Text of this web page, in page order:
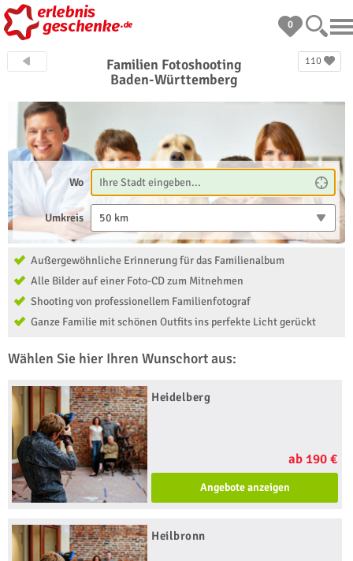
0
110
Familien Fotoshooting
Baden-Württemberg
Wo
Umkreis 50 km
Außergewöhnliche Erinnerung für das Familienalbum
Alle Bilder auf einer Foto-CD zum Mitnehmen
Shooting von professionellem Familienfotograf
Ganze Familie mit schönen Outfits ins perfekte Licht gerückt
Wählen Sie hier Ihren Wunschort aus:
Heidelberg
ab 190 €
Angebote anzeigen
Heilbronn